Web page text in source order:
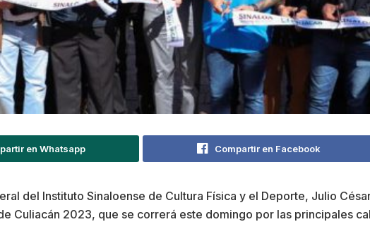
en Whatsapp Compartir en Facebook
del Instituto Sinaloense de Cultura Física y el Deporte, Julio
Culiacán 2023, que se correrá este domingo por las principales